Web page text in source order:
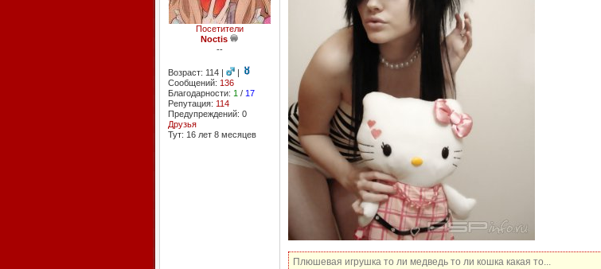
Посетители
Noctis
--
Возраст: 114 |
|
Сообщений: 136
Благодарности: 1 / 17
Репутация: 114
Предупреждений: 0
Друзья
Тут: 16 лет 8 месяцев
Плюшевая игрушка то ли медведь то ли кошка какая то...